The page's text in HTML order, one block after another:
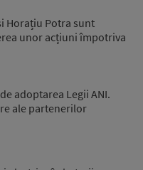
Horațiu Potra sunt
unor acțiuni împotriva
adoptarea Legii ANI.
ale partenerilor